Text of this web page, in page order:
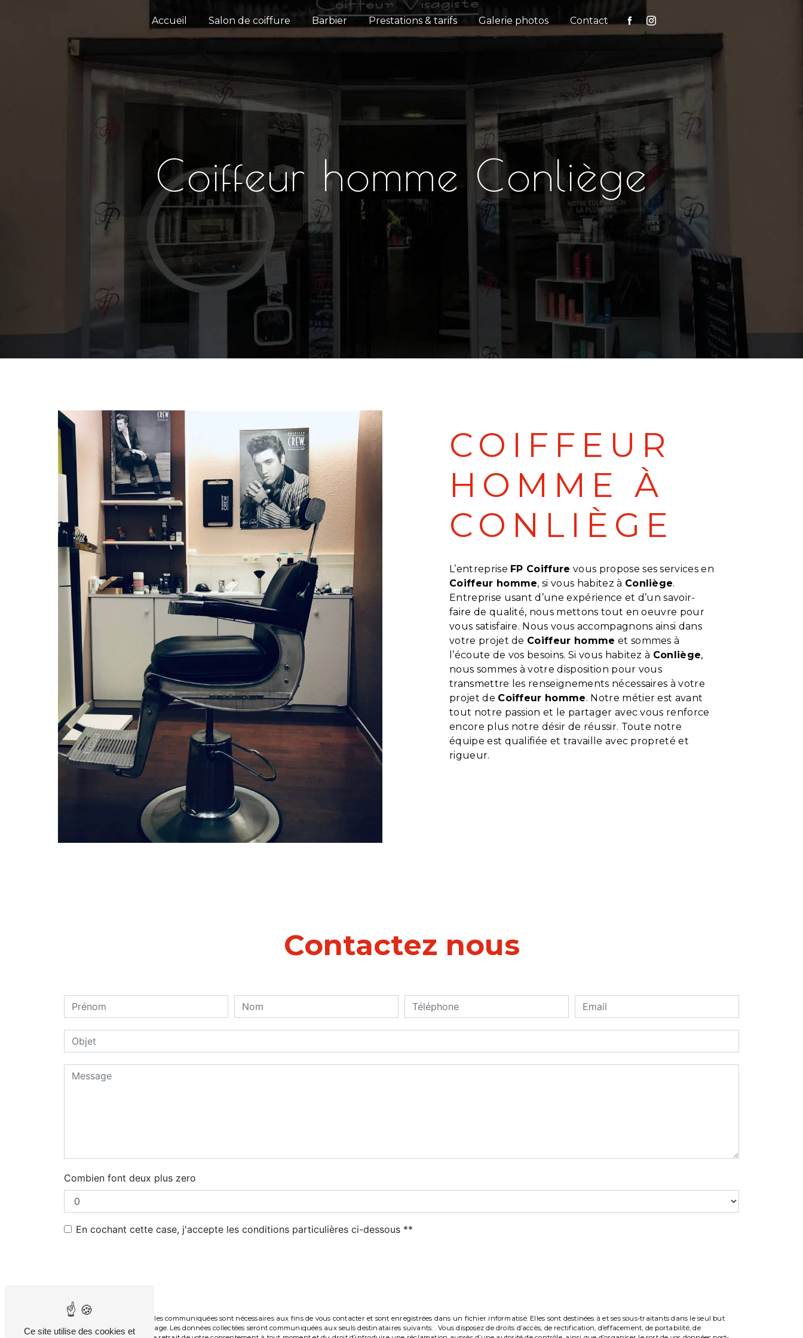
Accueil Salon de coiffure Barbier Prestations & tarifs Galerie photos Contact
Coiffeur homme Conliège
COIFFEUR
HOMME À
CONLIÈGE
L’entreprise FP Coiffure vous propose ses services en
Coiffeur homme, si vous habitez à Conliège.
Entreprise usant d’une expérience et d’un savoir-
faire de qualité, nous mettons tout en oeuvre pour
vous satisfaire. Nous vous accompagnons ainsi dans
votre projet de Coiffeur homme et sommes à
l’écoute de vos besoins. Si vous habitez à Conliège,
nous sommes à votre disposition pour vous
transmettre les renseignements nécessaires à votre
projet de Coiffeur homme. Notre métier est avant
tout notre passion et le partager avec vous renforce
encore plus notre désir de réussir. Toute notre
équipe est qualifiée et travaille avec propreté et
rigueur.
Contactez nous
Combien font deux plus zero
En cochant cette case, j'accepte les conditions particulières ci-dessous **
** Les données personnelles communiquées sont nécessaires aux fins de vous contacter et sont enregistrées dans un fichier informatisé. Elles sont destinées à et ses sous-traitants dans le seul but
de répondre à votre message. Les données collectées seront communiquées aux seuls destinataires suivants: . Vous disposez de droits d’accès, de rectification, d’effacement, de portabilité, de
Ce site utilise des cookies et